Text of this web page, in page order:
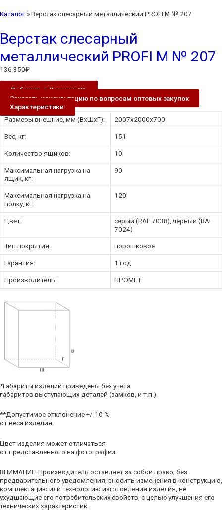
Каталог »Верстак слесарный металлический PROFI M № 207
Верстак слесарный
металлический PROFI M № 207
136 350₽
Добавить в Корзину ⋙
Заказать консультацию по вопросам оптовых закупок
Характеристики:
Размеры внешние, мм (ВхШхГ):
2007x2000x700
Вес, кг: 151
Количество ящиков: 10
Максимальная нагрузка на
ящик, кг:
90
Максимальная нагрузка на
полку, кг:
120
Цвет:
серый (RAL 7038), чёрный (RAL
7024)
Тип покрытия: порошковое
Гарантия: 1 год
Производитель: ПРОМЕТ
*Габариты изделий приведены без учета
габаритов выступающих деталей (замков, и т.п.)
**Допустимое отклонение +/-10 %
от веса изделия.
Цвет изделия может отличаться
от представленного на фотографии.
ВНИМАНИЕ! Производитель оставляет за собой право, без
предварительного уведомления, вносить изменения в конструкцию,
комплектацию или технологию изготовления изделия, не
ухудшающие его потребительских свойств, с целью улучшения его
технических характеристик.